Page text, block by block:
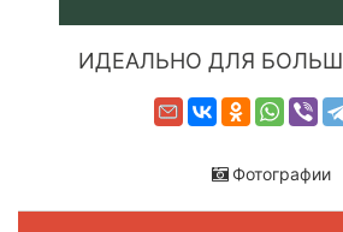
ИДЕАЛЬНО ДЛЯ
Фотографии